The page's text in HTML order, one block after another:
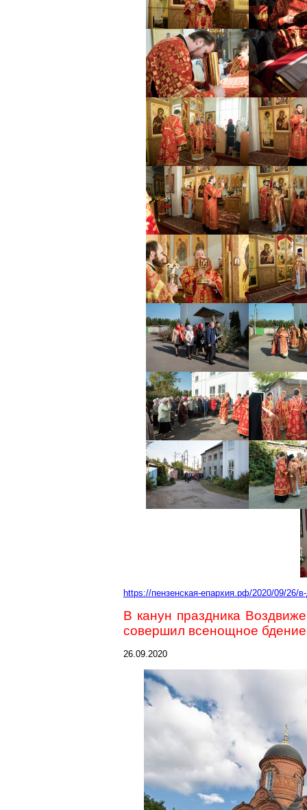
https://пензенская-епархия.рф/2020/09/26/
В канун праздника
совершил всенощное
26.09.2020